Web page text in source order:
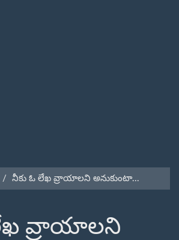
నీకు ఓ లేఖ వ్రాయాలని అనుకుంటా...
వ్రాయాలని